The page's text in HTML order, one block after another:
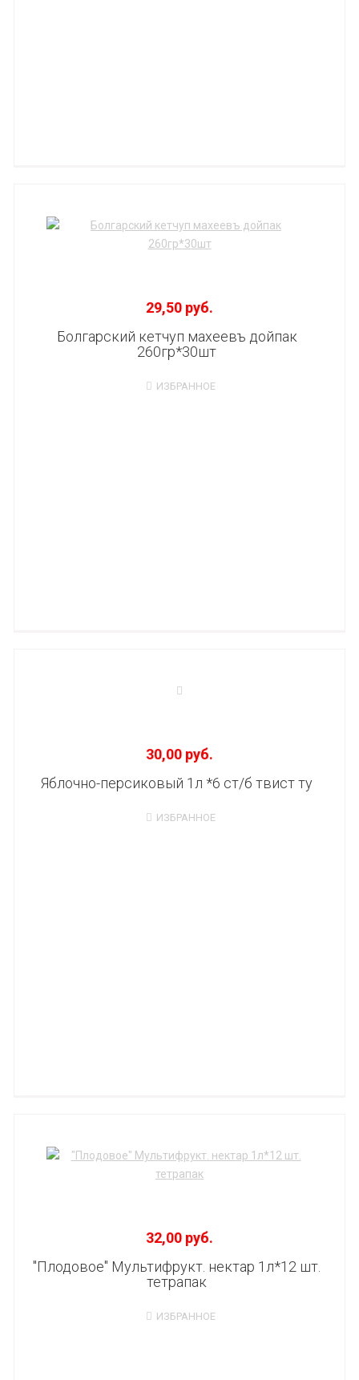
29,50 руб.
Болгарский кетчуп махеевъ дойпак
260гр*30шт
ИЗБРАННОЕ
30,00 руб.
Яблочно-персиковый 1л *6 ст/б твист ту
ИЗБРАННОЕ
32,00 руб.
"Плодовое" Мультифрукт. нектар 1л*12 шт.
тетрапак
ИЗБРАННОЕ